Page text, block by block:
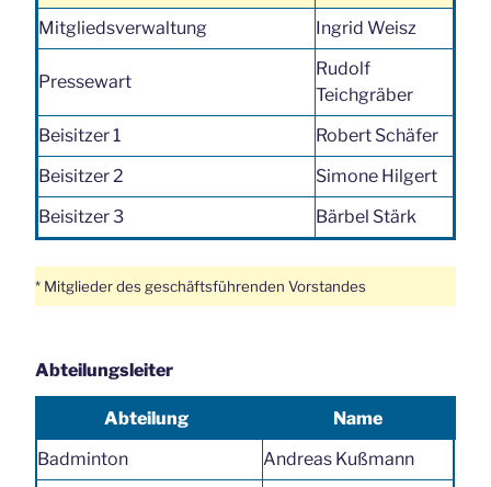
Mitgliedsverwaltung
Ingrid Weisz
Pressewart
Rudolf
Teichgräber
Beisitzer 1
Robert Schäfer
Beisitzer 2
Simone Hilgert
Beisitzer 3
Bärbel Stärk
* Mitglieder des geschäftsführenden Vorstandes
Abteilungsleiter
Abteilung
Name
Badminton
Andreas Kußmann